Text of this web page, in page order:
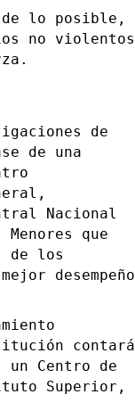
lo posible,
no violentos
de
de una
Nacional
que
de los
desempeño
contará
un Centro de
Superior,